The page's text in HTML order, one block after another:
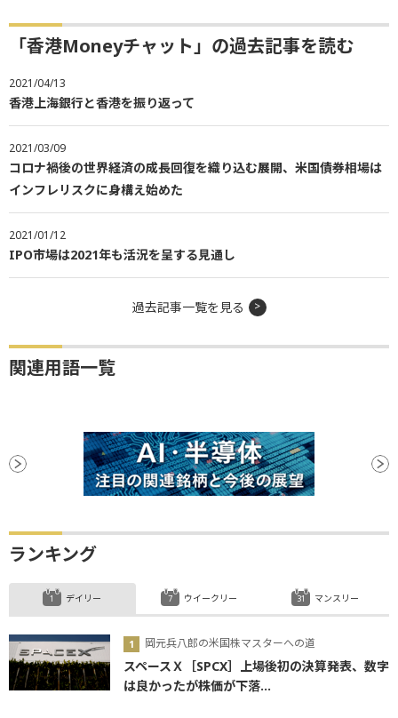
「香港Moneyチャット」の過去記事を読む
2021/04/13
香港上海銀行と香港を振り返って
2021/03/09
コロナ禍後の世界経済の成長回復を織り込む展開、米国債券相場は
インフレリスクに身構え始めた
2021/01/12
IPO市場は2021年も活況を呈する見通し
過去記事一覧を見る
関連用語一覧
ランキング
デイリー
岡元兵八郎の米国株マスターへの道
スペースＸ［SPCX］上場後初の決算発表、数字
は良かったが株価が下落...
ウイークリー マンスリー